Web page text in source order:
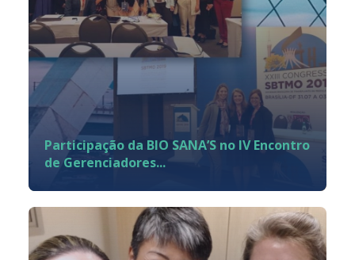
Participação da BIO SANA’S no IV Encontro
de Gerenciadores...